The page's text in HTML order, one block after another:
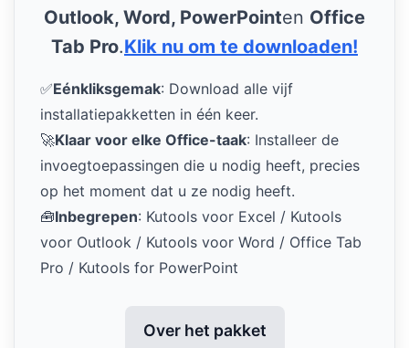
Outlook, Word, PowerPointen Office
Tab Pro.Klik nu om te downloaden!
✅Eénkliksgemak: Download alle vijf
installatiepakketten in één keer.
🚀Klaar voor elke Office-taak: Installeer de
invoegtoepassingen die u nodig heeft, precies
op het moment dat u ze nodig heeft.
🧰Inbegrepen: Kutools voor Excel / Kutools
voor Outlook / Kutools voor Word / Office Tab
Pro / Kutools for PowerPoint
Over het pakket